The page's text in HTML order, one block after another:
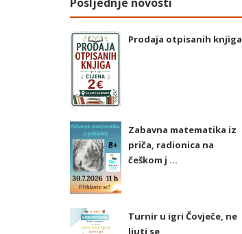
Prodaja otpisanih knjiga
Zabavna matematika iz
priča, radionica na
češkom j ...
Turnir u igri Čovječe, ne
ljuti se